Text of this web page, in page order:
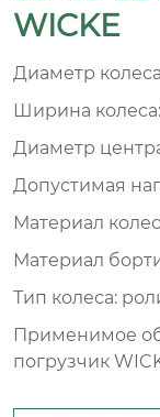
WICKE
Диаметр
Ширина
Диаметр
Допустимая
Материал
Материал
Тип колеса:
Применимое
погрузчик